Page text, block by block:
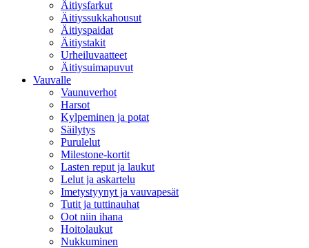
Äitiysfarkut
Äitiyssukkahousut
Äitiyspaidat
Äitiystakit
Urheiluvaatteet
Äitiysuimapuvut
Vauvalle
Vaunuverhot
Harsot
Kylpeminen ja potat
Säilytys
Purulelut
Milestone-kortit
Lasten reput ja laukut
Lelut ja askartelu
Imetystyynyt ja vauvapesät
Tutit ja tuttinauhat
Oot niin ihana
Hoitolaukut
Nukkuminen